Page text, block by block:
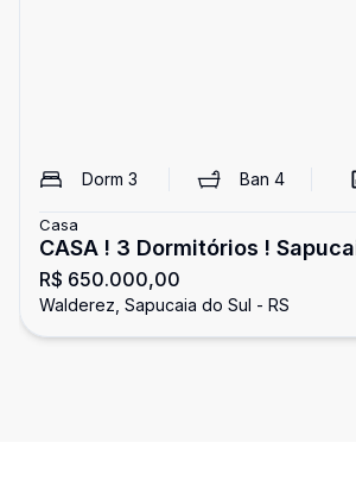
Dorm 3 Ban 4
Casa
CASA ! 3 Dormitórios ! Sapucaia do
Sul
R$ 650.000,00
Walderez, Sapucaia do Sul - RS